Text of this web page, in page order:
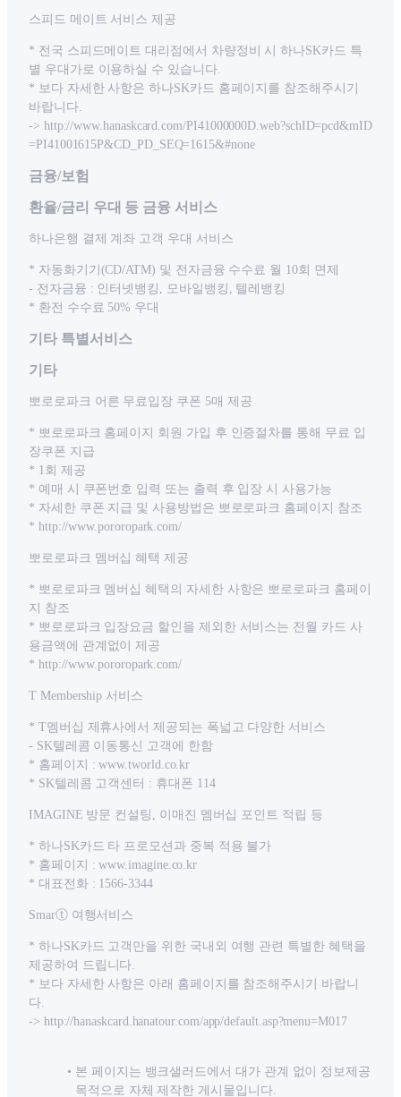
스피드 메이트 서비스 제공
* 전국 스피드메이트 대리점에서 차량정비 시 하나SK카드 특
별 우대가로 이용하실 수 있습니다.
* 보다 자세한 사항은 하나SK카드 홈페이지를 참조해주시기
바랍니다.
-> http://www.hanaskcard.com/PI41000000D.web?schID=pcd&mID
=PI41001615P&CD_PD_SEQ=1615&#none
금융/보험
환율/금리 우대 등 금융 서비스
하나은행 결제 계좌 고객 우대 서비스
* 자동화기기(CD/ATM) 및 전자금융 수수료 월 10회 면제
- 전자금융 : 인터넷뱅킹, 모바일뱅킹, 텔레뱅킹
* 환전 수수료 50% 우대
기타 특별서비스
기타
뽀로로파크 어른 무료입장 쿠폰 5매 제공
* 뽀로로파크 홈페이지 회원 가입 후 인증절차를 통해 무료 입
장쿠폰 지급
* 1회 제공
* 예매 시 쿠폰번호 입력 또는 출력 후 입장 시 사용가능
* 자세한 쿠폰 지급 및 사용방법은 뽀로로파크 홈페이지 참조
* http://www.pororopark.com/
뽀로로파크 멤버십 혜택 제공
* 뽀로로파크 멤버십 혜택의 자세한 사항은 뽀로로파크 홈페이
지 참조
* 뽀로로파크 입장요금 할인을 제외한 서비스는 전월 카드 사
용금액에 관계없이 제공
* http://www.pororopark.com/
T Membership 서비스
* T멤버십 제휴사에서 제공되는 폭넓고 다양한 서비스
- SK텔레콤 이동통신 고객에 한함
* 홈페이지 : www.tworld.co.kr
* SK텔레콤 고객센터 : 휴대폰 114
IMAGINE 방문 컨설팅, 이매진 멤버십 포인트 적립 등
* 하나SK카드 타 프로모션과 중복 적용 불가
* 홈페이지 : www.imagine.co.kr
* 대표전화 : 1566-3344
Smarⓣ 여행서비스
* 하나SK카드 고객만을 위한 국내외 여행 관련 특별한 혜택을
제공하여 드립니다.
* 보다 자세한 사항은 아래 홈페이지를 참조해주시기 바랍니
다.
-> http://hanaskcard.hanatour.com/app/default.asp?menu=M017
본 페이지는 뱅크샐러드에서 대가 관계 없이 정보제공
목적으로 자체 제작한 게시물입니다.